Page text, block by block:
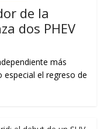
de la
dos PHEV
más
el regreso de